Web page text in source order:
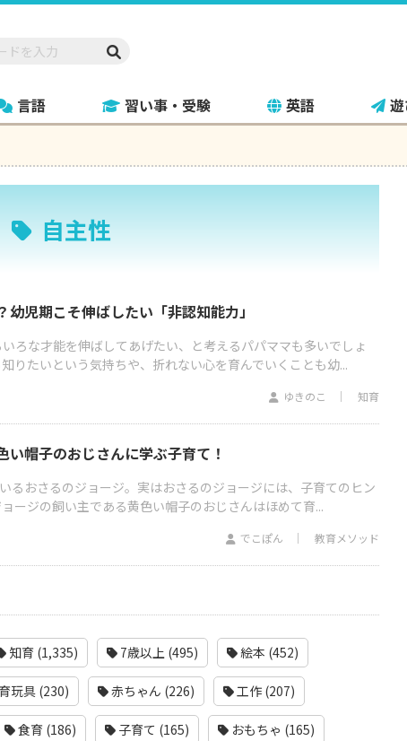
言語 習い事・受験 英語
自主性
児期こそ伸ばしたい「非認知能力」
ろな才能を伸ばしてあげたい、と考えるパパママも多いでしょ
りたいという気持ちや、折れない心を育んでいくことも幼...
ゆきのこ 知育
い帽子のおじさんに学ぶ子育て！
るおさるのジョージ。実はおさるのジョージには、子育てのヒン
ージの飼い主である黄色い帽子のおじさんはほめて育...
でこぽん 教育メソッド
知育 (1,335) 7歳以上 (495) 絵本 (452)
玩具 (230) 赤ちゃん (226) 工作 (207)
食育 (186) 子育て (165) おもちゃ (165)